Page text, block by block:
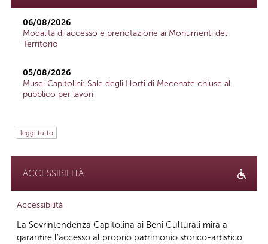
06/08/2026
Modalità di accesso e prenotazione ai Monumenti del
Territorio
05/08/2026
Musei Capitolini: Sale degli Horti di Mecenate chiuse al
pubblico per lavori
leggi tutto
ACCESSIBILITÀ
Accessibilità
La Sovrintendenza Capitolina ai Beni Culturali mira a
garantire l’accesso al proprio patrimonio storico-artistico